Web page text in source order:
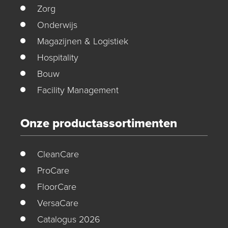
Zorg
Onderwijs
Magazijnen & Logistiek
Hospitality
Bouw
Facility Management
Onze productassortimenten
CleanCare
ProCare
FloorCare
VersaCare
Catalogus 2026